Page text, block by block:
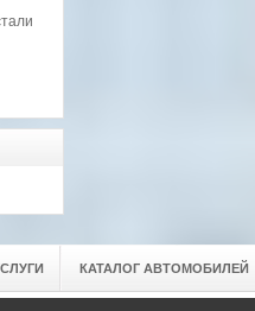
КАТАЛОГ АВТОМОБИЛЕЙ